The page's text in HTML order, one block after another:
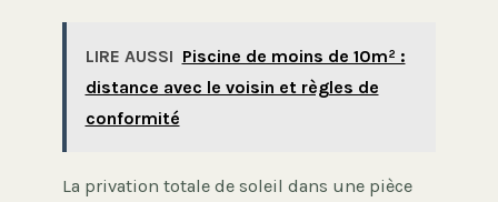
LIRE AUSSI Piscine de moins de 10m² :
distance avec le voisin et règles de
conformité
La privation totale de soleil dans une pièce